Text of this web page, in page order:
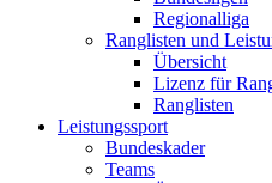
Regionalliga
Ranglisten und
Übersicht
Lizenz für
Ranglisten
Leistungssport
Bundeskader
Teams